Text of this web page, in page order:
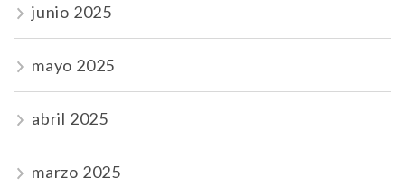
junio 2025
mayo 2025
abril 2025
marzo 2025